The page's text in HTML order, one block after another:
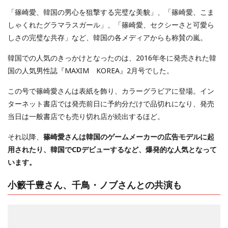
「篠崎愛、韓国の男心を狙撃する完璧な美貌」、「篠崎愛、こま
しゃくれたグラマラスガール」、「篠崎愛、セクシーさと可愛ら
しさの完璧な共存」など、韓国の各メディアからも称賛の嵐。
韓国での人気のきっかけとなったのは、2016年冬に発売された韓
国の人気男性誌『MAXIM KOREA』2月号でした。
この号で篠崎愛さんは表紙を飾り、カラーグラビアに登場。イン
ターネット書店では発売前日に予約分だけで品切れになり、発売
当日は一般書店でも売り切れ店が続出するほど。
それ以降、 篠崎愛さんは韓国のゲームメーカーの広告モデルに起
用されたり、韓国でCDデビューするなど、爆発的な人気となって
います。
小籔千豊さん、千鳥・ノブさんとの共演も